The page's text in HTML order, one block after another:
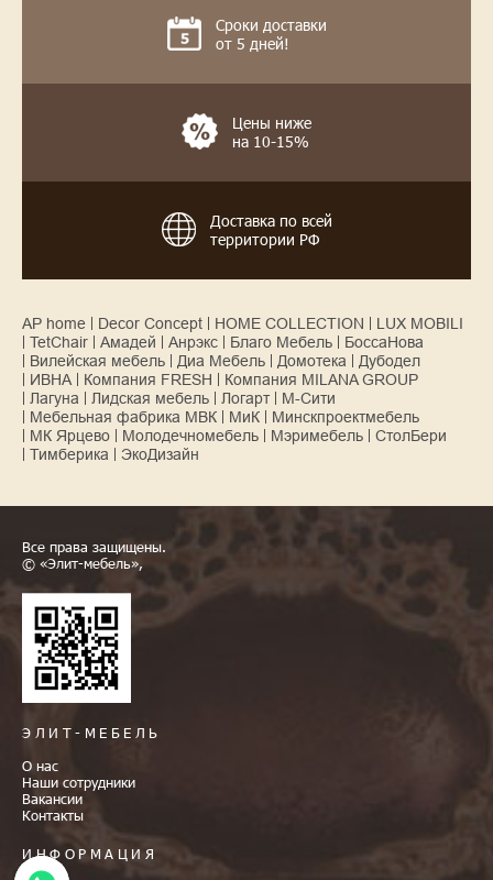
Сроки доставки
от 5 дней!
Цены ниже
на 10-15%
Доставка по всей
территории РФ
AP home Decor Concept HOME COLLECTION
LUX MOBILI
TetChair
Амадей Анрэкс Благо Мебель
БоссаНова
Вилейская мебель
Диа Мебель Домотека
Дубодел
ИВНА
Компания FRESH
Компания MILANA GROUP
Лагуна
Лидская мебель Логарт
М-Сити
Мебельная фабрика МВК
МиК
Минскпроектмебель
МК Ярцево
Молодечномебель Мэримебель
СтолБери
Тимберика
ЭкоДизайн
Все права защищены.
© «Элит-мебель»,
ЭЛИТ-МЕБЕЛЬ
О нас
Наши сотрудники
Вакансии
Контакты
ИНФОРМАЦИЯ